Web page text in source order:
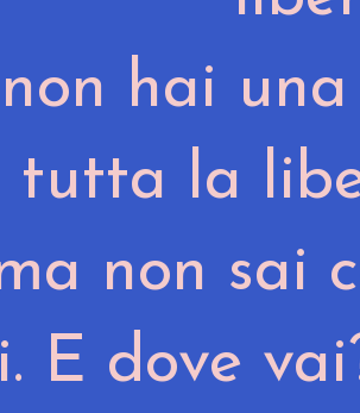
hai
tutta la
non sai
E dove